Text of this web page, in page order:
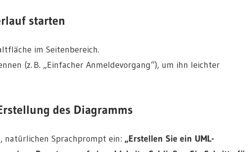
starten
im Seitenbereich.
(z. B. „Einfacher Anmeldevorgang“), um ihn leichter
des Diagramms
natürlichen Sprachprompt ein: „Erstellen Sie ein UML-